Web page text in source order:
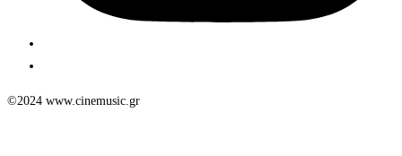
©2024 www.cinemusic.gr